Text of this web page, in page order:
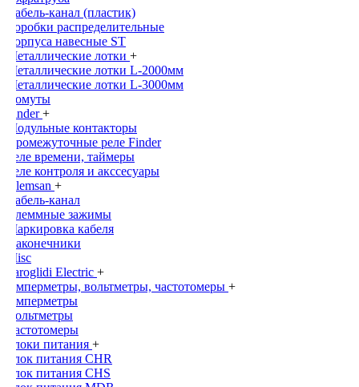
Кабель-канал (пластик)
Коробки распределительные
Корпуса навесные ST
Металлические лотки +
Металлические лотки L-2000мм
Металлические лотки L-3000мм
Хомуты
Finder+
Модульные контакторы
Промежуточные реле Finder
Реле времени, таймеры
Реле контроля и акссесуары
Klemsan +
Кабель-канал
Клеммные зажимы
Маркировка кабеля
Наконечники
Misc
Saroglidi Electric +
Амперметры, вольтметры, частотомеры +
Амперметры
Вольтметры
Частотомеры
Блоки питания +
Блок питания CHR
Блок питания CHS